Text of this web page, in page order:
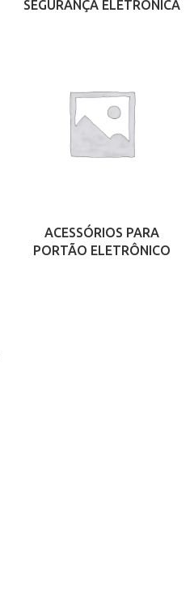
SEGURANÇA ELETRÔNICA
ACESSÓRIOS PARA
PORTÃO ELETRÔNICO